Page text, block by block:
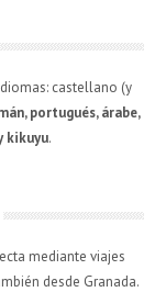
castellano (y
portugués, árabe,
kikuyu.
mediante viajes
desde Granada.